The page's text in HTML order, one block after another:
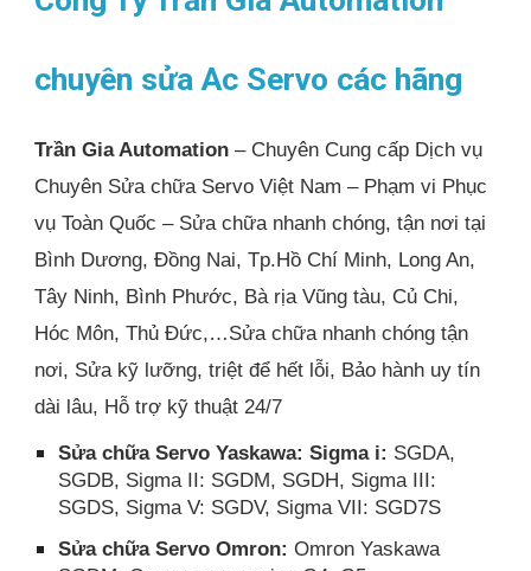
chuyên sửa Ac Servo các hãng
Trần Gia Automation – Chuyên Cung cấp Dịch vụ
Chuyên Sửa chữa Servo Việt Nam – Phạm vi Phục
vụ Toàn Quốc – Sửa chữa nhanh chóng, tận nơi tại
Bình Dương, Đồng Nai, Tp.Hồ Chí Minh, Long An,
Tây Ninh, Bình Phước, Bà rịa Vũng tàu, Củ Chi,
Hóc Môn, Thủ Đức,…Sửa chữa nhanh chóng tận
nơi, Sửa kỹ lưỡng, triệt để hết lỗi, Bảo hành uy tín
dài lâu, Hỗ trợ kỹ thuật 24/7
Sửa chữa Servo Yaskawa: Sigma i: SGDA,
SGDB, Sigma II: SGDM, SGDH, Sigma III:
SGDS, Sigma V: SGDV, Sigma VII: SGD7S
Sửa chữa Servo Omron: Omron Yaskawa